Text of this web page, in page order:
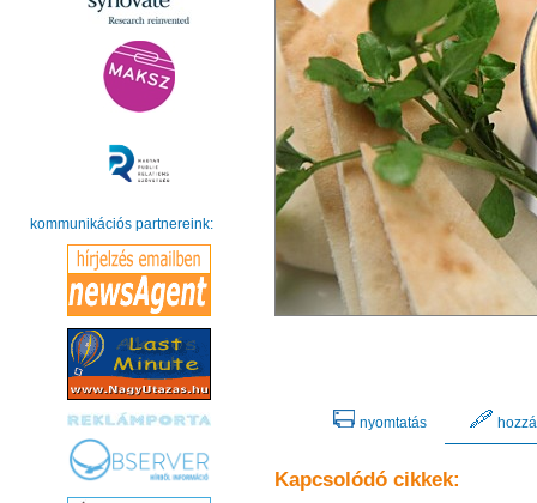
kommunikációs partnereink:
nyomtatás
Kapcsolódó cikkek: